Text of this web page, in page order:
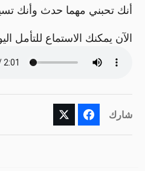
أنك تحبني مهما حدث وأنك
الآن يمكنك الاستماع للتأمل
شارك